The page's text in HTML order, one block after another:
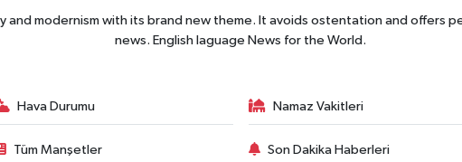
and modernism with its brand new theme. It avoids ostentation and offers
news. English laguage News for the World.
Hava Durumu Namaz Vakitleri
Tüm Manşetler Son Dakika Haberleri